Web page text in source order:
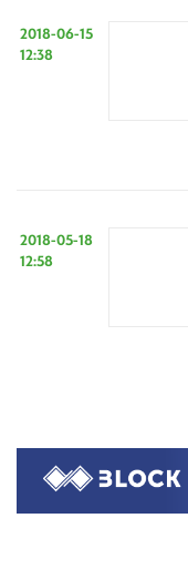
2018-06-15
12:38
2018-05-18
12:58